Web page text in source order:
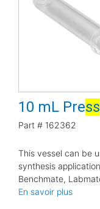
10 mL Press
Part # 162362
This vessel can be
synthesis
Benchmate,
En savoir plus